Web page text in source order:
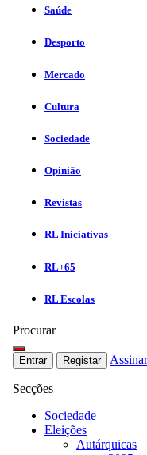
Saúde
Desporto
Mercado
Cultura
Sociedade
Opinião
Revistas
RL Iniciativas
RL+65
RL Escolas
Procurar
Entrar Registar Assinar
Secções
Sociedade
Eleições
Autárquicas